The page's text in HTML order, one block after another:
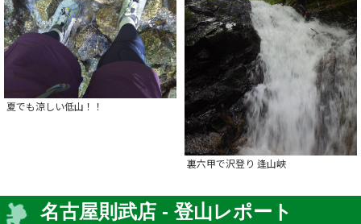
夏でも涼しい低山！！
裏六甲で沢登り 逢山峡
名古屋則武店 - 登山レポート